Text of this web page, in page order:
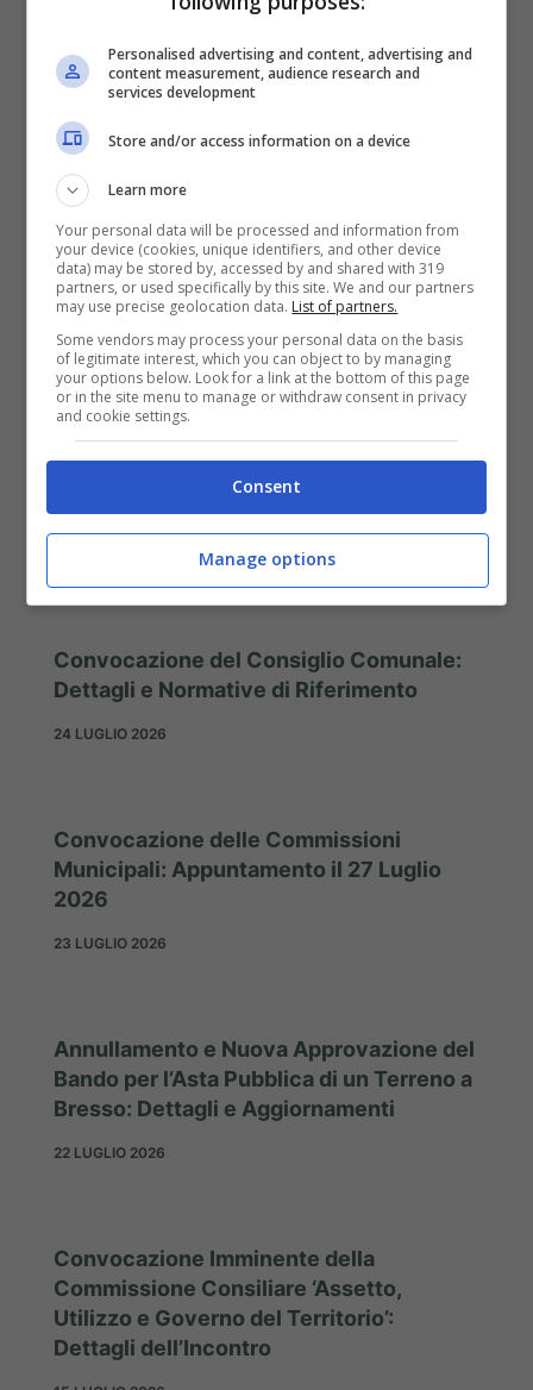
Tutti i segreti e benefici dell’acido
salicilico per una pelle splendente e
giovane
28 LUGLIO 2026
Ultimi Giorni per Prendere in Prestito
Libri Prima della Chiusura Estiva della
Biblioteca
Convocazione del Consiglio Comunale:
Dettagli e Normative di Riferimento
24 LUGLIO 2026
Convocazione delle Commissioni
Municipali: Appuntamento il 27 Luglio
2026
23 LUGLIO 2026
Annullamento e Nuova Approvazione del
Bando per l’Asta Pubblica di un Terreno a
Bresso: Dettagli e Aggiornamenti
22 LUGLIO 2026
Convocazione Imminente della
Commissione Consiliare ‘Assetto,
Utilizzo e Governo del Territorio’:
Dettagli dell’Incontro
Personalised advertising and content, advertising and
content measurement, audience research and
services development
Store and/or access information on a device
Learn more
Your personal data will be processed and information from
your device (cookies, unique identifiers, and other device
data) may be stored by, accessed by and shared with 319
partners, or used specifically by this site. We and our partners
may use precise geolocation data. List of partners.
Some vendors may process your personal data on the basis
of legitimate interest, which you can object to by managing
your options below. Look for a link at the bottom of this page
or in the site menu to manage or withdraw consent in privacy
and cookie settings.
Consent
Manage options